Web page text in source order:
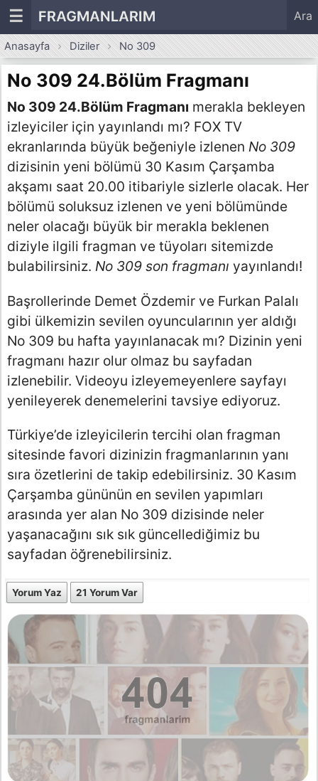
☰ FRAGMANLARIM Ara
Anasayfa Diziler No 309
No 309 24.Bölüm Fragmanı
No 309 24.Bölüm Fragmanı merakla bekleyen
izleyiciler için yayınlandı mı? FOX TV
ekranlarında büyük beğeniyle izlenen No 309
dizisinin yeni bölümü 30 Kasım Çarşamba
akşamı saat 20.00 itibariyle sizlerle olacak. Her
bölümü soluksuz izlenen ve yeni bölümünde
neler olacağı büyük bir merakla beklenen
diziyle ilgili fragman ve tüyoları sitemizde
bulabilirsiniz. No 309 son fragmanı yayınlandı!
Başrollerinde Demet Özdemir ve Furkan Palalı
gibi ülkemizin sevilen oyuncularının yer aldığı
No 309 bu hafta yayınlanacak mı? Dizinin yeni
fragmanı hazır olur olmaz bu sayfadan
izlenebilir. Videoyu izleyemeyenlere sayfayı
yenileyerek denemelerini tavsiye ediyoruz.
Türkiye’de izleyicilerin tercihi olan fragman
sitesinde favori dizinizin fragmanlarının yanı
sıra özetlerini de takip edebilirsiniz. 30 Kasım
Çarşamba gününün en sevilen yapımları
arasında yer alan No 309 dizisinde neler
yaşanacağını sık sık güncellediğimiz bu
sayfadan öğrenebilirsiniz.
Yorum Yaz 21 Yorum Var